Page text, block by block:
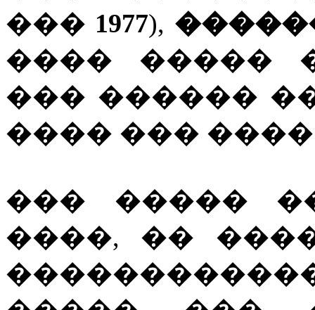
��� 1977),
���� �����
��� ������
���� ���
��� �����
����, ��